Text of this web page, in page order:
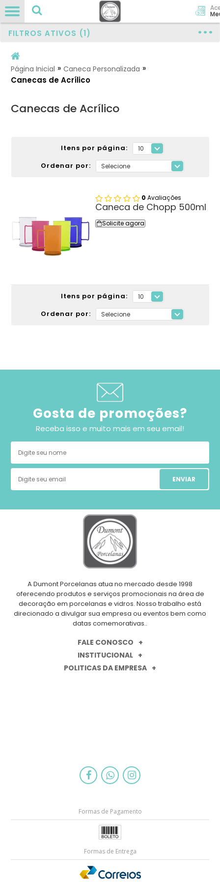
Página Inicial » Caneca Personalizada »
Canecas de Acrílico
FILTROS ATIVOS (1)
Canecas de Acrílico
Itens por página:
Ordenar por:
0 Avaliações
Caneca de Chopp 500ml
Solicite agora
Itens por página:
Ordenar por:
Gosta de promoções?
Receba isso e muito mais em seu email!
ENVIAR
A Dumont Porcelanas atua no mercado desde 1998
oferecendo produtos e serviços promocionais na área de
decoração em porcelanas e vidros. Nosso trabalho está
direcionado a divulgar sua empresa ou eventos bem como
datas comemorativas..
FALE CONOSCO
INSTITUCIONAL
POLITICAS DA EMPRESA
Formas de Pagamento
Formas de Entrega